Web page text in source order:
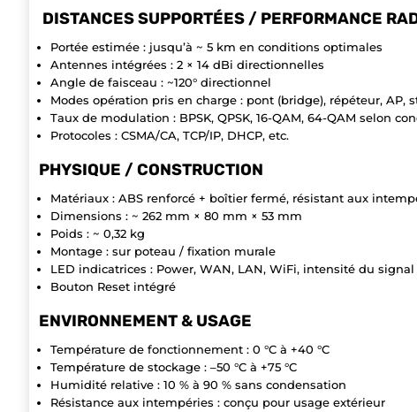
DISTANCES SUPPORTÉES / PERFORMANCE
Portée estimée : jusqu’à ~ 5 km en conditions optimales
Antennes intégrées : 2 × 14 dBi directionnelles
Angle de faisceau : ~120° directionnel
Modes opération pris en charge : pont (bridge), répéteur, AP,
Taux de modulation : BPSK, QPSK, 16-QAM, 64-QAM selon
Protocoles : CSMA/CA, TCP/IP, DHCP, etc.
PHYSIQUE / CONSTRUCTION
Matériaux : ABS renforcé + boîtier fermé, résistant aux
Dimensions : ~ 262 mm × 80 mm × 53 mm
Poids : ~ 0,32 kg
Montage : sur poteau / fixation murale
LED indicatrices : Power, WAN, LAN, WiFi, intensité du signal
Bouton Reset intégré
ENVIRONNEMENT & USAGE
Température de fonctionnement : 0 °C à +40 °C
Température de stockage : –50 °C à +75 °C
Humidité relative : 10 % à 90 % sans condensation
Résistance aux intempéries : conçu pour usage extérieur